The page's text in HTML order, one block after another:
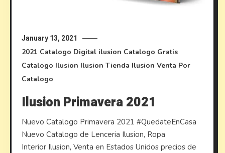
January 13, 2021
2021 Catalogo Digital ilusion Catalogo Gratis
Catalogo Ilusion Ilusion Tienda Ilusion Venta Por
Catalogo
Ilusion Primavera 2021
Nuevo Catalogo Primavera 2021 #QuedateEnCasa
Nuevo Catalogo de Lenceria Ilusion, Ropa
Interior Ilusion, Venta en Estados Unidos precios de